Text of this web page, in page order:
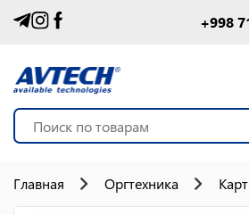
+998
Главная Оргтехника